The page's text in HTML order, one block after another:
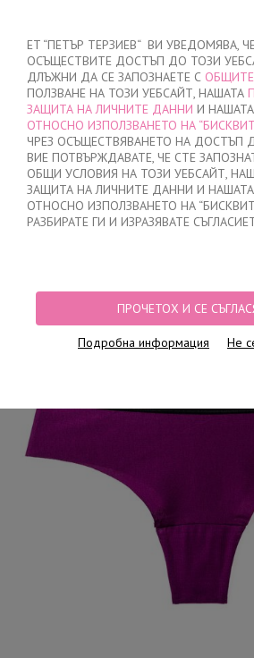
ET “ПЕТЪР ТЕРЗИЕВ“ ВИ УВЕДОМЯВА,
ОСЪЩЕСТВИТЕ ДОСТЪП ДО ТОЗИ
ДЛЪЖНИ ДА СЕ ЗАПОЗНАЕТЕ С
ПОЛЗВАНЕ НА ТОЗИ УЕБСАЙТ, НАШАТА
ЗАЩИТА НА ЛИЧНИТЕ ДАННИ И НАШАТА
ОТНОСНО ИЗПОЛЗВАНЕТО НА
ЧРЕЗ ОСЪЩЕСТВЯВАНЕТО НА ДОСТЪП
ВИЕ ПОТВЪРЖДАВАТЕ, ЧЕ СТЕ
ОБЩИ УСЛОВИЯ НА ТОЗИ УЕБСАЙТ,
ЗАЩИТА НА ЛИЧНИТЕ ДАННИ И
ОТНОСНО ИЗПОЛЗВАНЕТО НА
РАЗБИРАТЕ ГИ И ИЗРАЗЯВАТЕ
ПРОЧЕТОХ И СЕ
Подробна информация Не
няма
НАЧАЛО / ДАМСКО / БЕЛЬО / БИКИНИ /
БРАЗИЛИАНА / БИКИНИ БРАЗИЛИАНА ЛАЗЕРНО